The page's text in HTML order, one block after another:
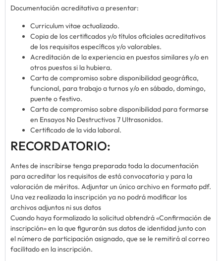
Documentación acreditativa a presentar:
Curriculum vitae actualizado.
Copia de los certificados y/o títulos oficiales acreditativos
de los requisitos específicos y/o valorables.
Acreditación de la experiencia en puestos similares y/o en
otros puestos si la hubiera.
Carta de compromiso sobre disponibilidad geográfica,
funcional, para trabajo a turnos y/o en sábado, domingo,
puente o festivo.
Carta de compromiso sobre disponibilidad para formarse
en Ensayos No Destructivos 7 Ultrasonidos.
Certificado de la vida laboral.
RECORDATORIO:
Antes de inscribirse tenga preparada toda la documentación
para acreditar los requisitos de está convocatoria y para la
valoración de méritos. Adjuntar un único archivo en formato pdf.
Una vez realizada la inscripción ya no podrá modificar los
archivos adjuntos ni sus datos
Cuando haya formalizado la solicitud obtendrá «Confirmación de
inscripción» en la que figurarán sus datos de identidad junto con
el número de participación asignado, que se le remitirá al correo
facilitado en la inscripción.